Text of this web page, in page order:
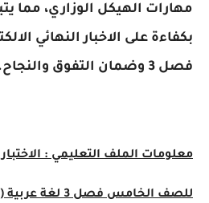
الهيكل الوزاري، مما يتيح
على الاخبار النهائي
الملف التعليمي :الاختبار
للصف الخامس فصل 3 لغة عربية